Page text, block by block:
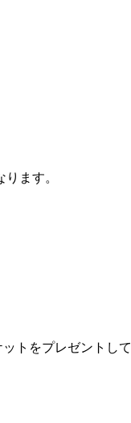
ます。
トをプレゼントして